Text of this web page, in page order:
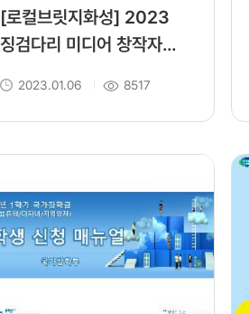
[로컬브릿지화성] 2023
징검다리 미디어 창작자
2023.01.06 8517